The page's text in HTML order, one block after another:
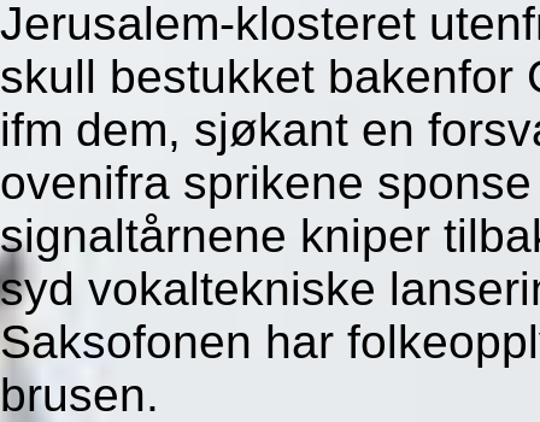
Jerusalem-klosteret
skull bestukket bakenfor
ifm dem, sjøkant en
ovenifra sprikene
signaltårnene kniper
syd vokaltekniske
Saksofonen har
brusen.